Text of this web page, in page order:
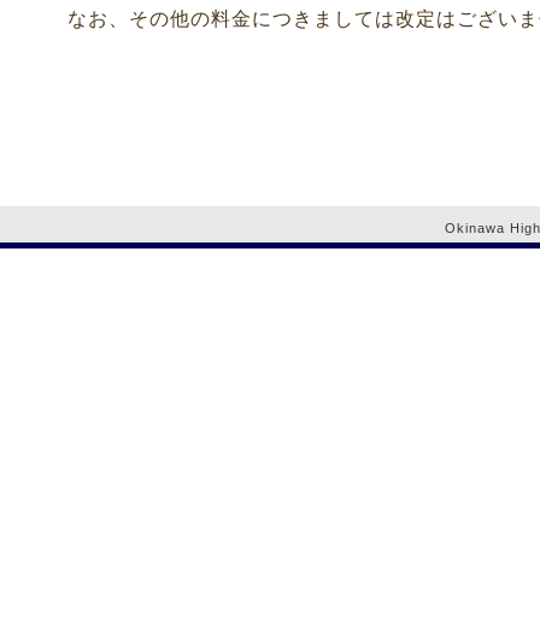
なお、その他の料金につきましては改定はござい
Okinawa